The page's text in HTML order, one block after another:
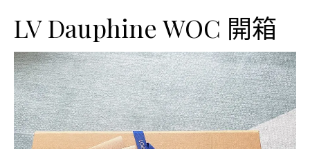
LV Dauphine WOC 開箱